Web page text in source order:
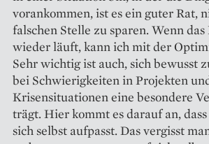
vorankommen, ist es ein guter Rat,
falschen Stelle zu sparen. Wenn
wieder läuft, kann ich mit der
Sehr wichtig ist auch, sich bewusst
bei Schwierigkeiten in Projekten
Krisensituationen eine besondere
trägt. Hier kommt es darauf an,
sich selbst aufpasst. Das vergisst